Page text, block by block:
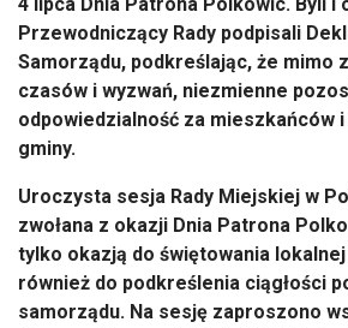
Przewodniczący Rady podpisali
Samorządu, podkreślając, że mimo
czasów i wyzwań, niezmienne
odpowiedzialność za mieszkańców
gminy.
Uroczysta sesja Rady Miejskiej w
zwołana z okazji Dnia Patrona
tylko okazją do świętowania
również do podkreślenia ciągłości
samorządu. Na sesję zaproszono